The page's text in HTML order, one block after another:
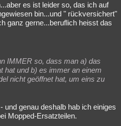
es ist leider so, das ich auf
bin...und " rückversichert"
ganz gerne...beruflich heisst das
IMMER so, dass man a) das
hat und b) es immer an einem
nicht geöffnet hat, um eins zu
und genau deshalb hab ich einiges
Mopped-Ersatzteilen.